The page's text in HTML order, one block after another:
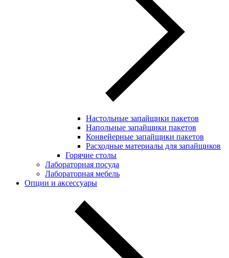
Настольные запайщики пакетов
Напольные запайщики пакетов
Конвейерные запайщики пакетов
Расходные материалы для запайщиков
Горячие столы
Лабораторная посуда
Лабораторная мебель
Опции и аксессуары